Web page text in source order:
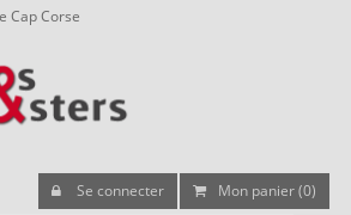
Cap Corse
Se connecter Mon panier (0)